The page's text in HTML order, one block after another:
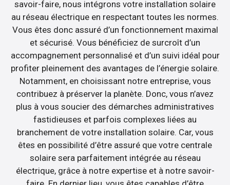
savoir-faire, nous intégrons votre installation solaire
au réseau électrique en respectant toutes les normes.
Vous êtes donc assuré d’un fonctionnement maximal
et sécurisé. Vous bénéficiez de surcroît d’un
accompagnement personnalisé et d’un suivi idéal pour
profiter pleinement des avantages de l’énergie solaire.
Notamment, en choisissant notre entreprise, vous
contribuez à préserver la planète. Donc, vous n’avez
plus à vous soucier des démarches administratives
fastidieuses et parfois complexes liées au
branchement de votre installation solaire. Car, vous
êtes en possibilité d’être assuré que votre centrale
solaire sera parfaitement intégrée au réseau
électrique, grâce à notre expertise et à notre savoir-